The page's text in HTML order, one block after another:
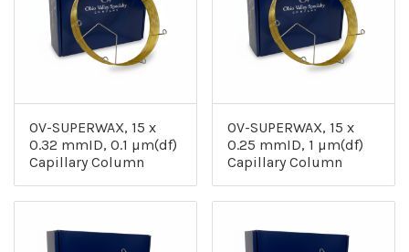
OV-SUPERWAX, 15 x
0.32 mmID, 0.1 µm(df)
Capillary Column
OV-SUPERWAX, 15 x
0.25 mmID, 1 µm(df)
Capillary Column